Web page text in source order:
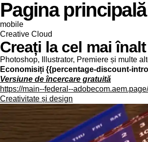
Pagina
mobile
Creative Cloud
Creați la cel mai
Photoshop, Illustrator, Premiere și multe
Economisiți {{percentage-discount-
Versiune de încercare gratuită
https://main--federal--
Creativitate și design